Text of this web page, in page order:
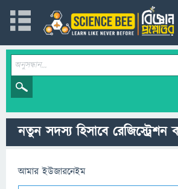
নতুন সদস্য হিসাবে
আমার ইউজারনেইম